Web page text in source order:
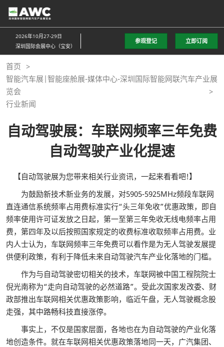
直
接
跳
至
内
容
2026年10月27-29日
深圳国际会展中心（宝安）
参观登记 立即订阅
首页
智能汽车展|智能座舱展-媒体中心-深圳国际智能网联汽车产业展
览会
行业新闻
自动驾驶展：车联网频率三年免费
自动驾驶产业化提速
【自动驾驶展为您带来相关行业资讯，一起来看看吧!】
为鼓励新技术新业务的发展，对5905-5925MHz频段车联网
直连通信系统频率占用费标准实行“头三年免收”优惠政策，即自
频率使用许可证发放之日起，第一至第三年免收无线电频率占用
费，第四年及以后按照国家规定的收费标准收取频率占用费。业
内人士认为，车联网频率三年免费可以看作是为无人驾驶发展提
供便利政策，有利于降低未来自动驾驶汽车产业化落地的门槛。
作为与自动驾驶密切相关的技术，车联网被中国工程院院士
倪光南称为“走向自动驾驶的必然道路”。受此次国家发改委、财
政部推出车联网相关优惠政策影响，临近午盘，无人驾驶概念股
走强，其中路畅科技直接涨停。
事实上，不仅是国家层面，各地也在为自动驾驶的产业化落
地创造条件。就在车联网相关优惠政策落地同一天，广汽集团、